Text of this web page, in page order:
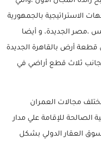
الاستراتيجية بالجمهورية
،مصر الجديدة، و أيضا
قطعة أرض بالقاهرة الجديدة
ثلاث قطع أراضي في
مجالات العمران
الصالحة للإقامة علي مدار
سوق العقار الدولي بشكل